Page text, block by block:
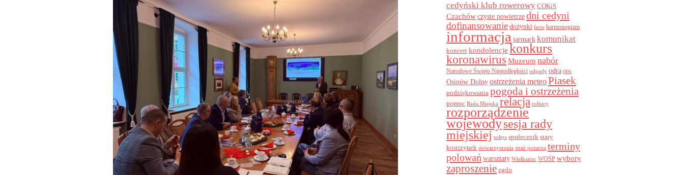
cedyński klub rowerowy COKiS
Czachówczyste powietrzedni cedyni
dofinansowanie dożynki ferie harmonogram
informacja jarmark komunikat
koncert kondolencje konkurs
koronawirus Muzeum nabór
Narodowe Święto Niepodległości odpady odra ops
Osinów Dolnyostrzeżenia meteoPiasek
podziękowania pogoda i ostrzeżenia
pomoc Rada Miejska relacja rolnicy
rozporządzenie
wojewodysesja rady
miejskiej sołtys społecznik stary
kostrzynek stowarzyszenia straż pożarna terminy
polowań warsztaty Wielkanoc WOŚP wybory
zaproszenie zgdo